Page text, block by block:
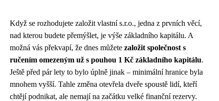
Když se rozhodujete založit vlastní s.r.o., jedna z prvních věcí,
nad kterou budete přemýšlet, je výše základního kapitálu. A
možná vás překvapí, že dnes můžete založit společnost s
ručením omezeným už s pouhou 1 Kč základního kapitálu.
Ještě před pár lety to bylo úplně jinak – minimální hranice byla
mnohem vyšší. Tahle změna otevřela dveře spoustě lidí, kteří
chtějí podnikat, ale nemají na začátku velké finanční rezervy.